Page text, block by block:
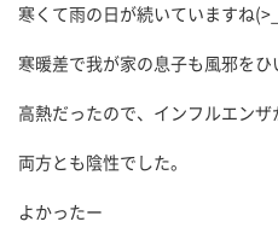
寒くて雨の日が続いていますね
寒暖差で我が家の息子も風邪をひ
高熱だったので、インフルエン
両方とも陰性でした。
よかったー